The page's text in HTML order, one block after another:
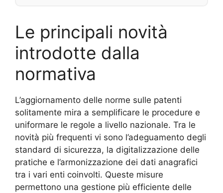
Le principali novità
introdotte dalla
normativa
L’aggiornamento delle norme sulle patenti
solitamente mira a semplificare le procedure e
uniformare le regole a livello nazionale. Tra le
novità più frequenti vi sono l’adeguamento degli
standard di sicurezza, la digitalizzazione delle
pratiche e l’armonizzazione dei dati anagrafici
tra i vari enti coinvolti. Queste misure
permettono una gestione più efficiente delle